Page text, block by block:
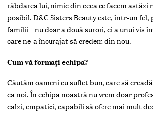
răbdarea lui, nimic din ceea ce facem astăzi
posibil. D&C Sisters Beauty este, într-un fel,
familii – nu doar a două surori, ci a unui vis
care ne-a încurajat să credem din nou.
Cum vă formați echipa?
Căutăm oameni cu suflet bun, care să
ca noi. În echipa noastră nu vrem doar
calzi, empatici, capabili să ofere mai mult